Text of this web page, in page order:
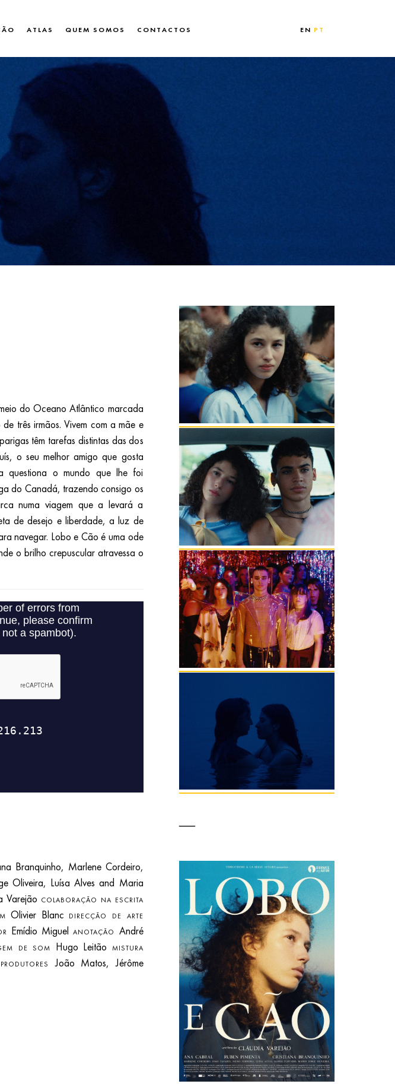
ATLAS QUEM SOMOS CONTACTOS EN PT
do Oceano Atlântico marcada
três irmãos. Vivem com a mãe e
têm tarefas distintas das dos
o seu melhor amigo que gosta
questiona o mundo que lhe foi
do Canadá, trazendo consigo os
numa viagem que a levará a
de desejo e liberdade, a luz de
navegar. Lobo e Cão é uma ode
o brilho crepuscular atravessa o
Branquinho, Marlene Cordeiro,
Oliveira, Luísa Alves and Maria
Varejão COLABORAÇÃO NA ESCRITA
Olivier Blanc DIRECÇÃO DE ARTE
Emídio MiguelANOTAÇÃO
André
DE SOM Hugo Leitão MISTURA
PRODUTORES
João Matos, Jérôme